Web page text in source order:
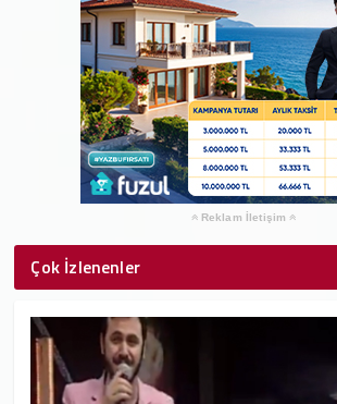
Reklam İletişim
Çok İzlenenler